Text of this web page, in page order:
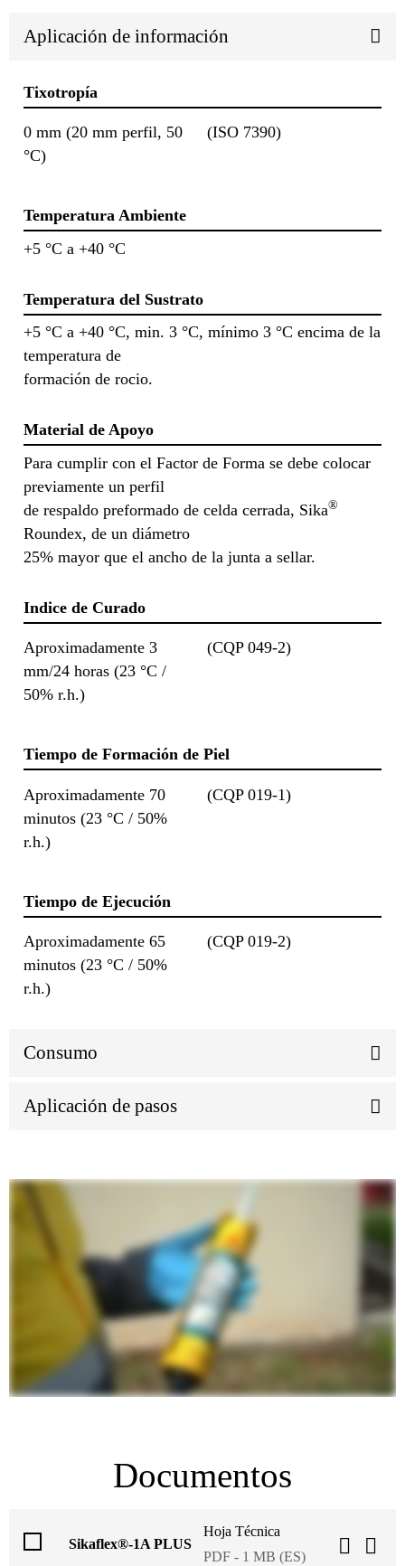
Aplicación de información
Tixotropía
0 mm (20 mm perfil, 50
°C)
(ISO 7390)
Temperatura Ambiente
+5 °C a +40 °C
Temperatura del Sustrato
+5 °C a +40 °C, min. 3 °C, mínimo 3 °C encima de la
temperatura de
formación de rocio.
Material de Apoyo
Para cumplir con el Factor de Forma se debe colocar
previamente un perfil
de respaldo preformado de celda cerrada, Sika®
Roundex, de un diámetro
25% mayor que el ancho de la junta a sellar.
Indice de Curado
Aproximadamente 3
mm/24 horas (23 °C /
50% r.h.)
(CQP 049-2)
Tiempo de Formación de Piel
Aproximadamente 70
minutos (23 °C / 50%
r.h.)
(CQP 019-1)
Tiempo de Ejecución
Aproximadamente 65
minutos (23 °C / 50%
r.h.)
(CQP 019-2)
Consumo
Aplicación de pasos
Documentos
Sikaflex®-1A PLUS
Hoja Técnica
PDF - 1 MB (ES)